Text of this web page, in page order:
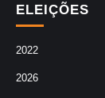
ELEIÇÕES
2022
2026